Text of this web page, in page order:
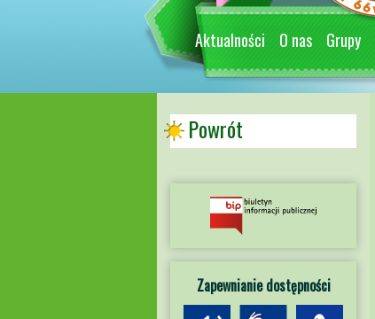
Aktualności O nas Grupy
Powrót
Zapewnianie dostępności